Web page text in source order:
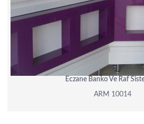
Eczane Banko Ve Raf
ARM 10014